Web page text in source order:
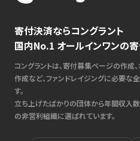
寄付決済ならコングラント
国内No.1 オールインワンの
コングラントは、寄付募集ページの作成
作成など、ファンドレイジングに必要な
す。
立ち上げたばかりの団体から年間収入
の非営利組織に選ばれています。